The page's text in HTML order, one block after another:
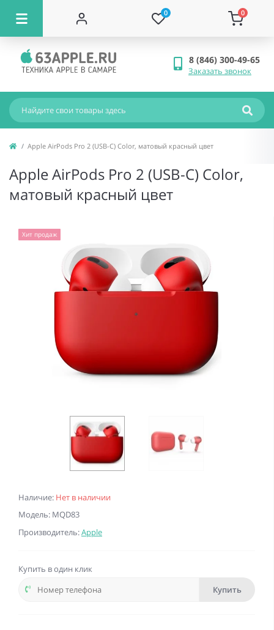
0 0
8 (846) 300-49-65
Заказать звонок
Apple AirPods Pro 2 (USB-C) Color, матовый красный цвет
Apple AirPods Pro 2 (USB-C) Color,
матовый красный цвет
Наличие: Нет в наличии
Модель: MQD83
Производитель:Apple
Хит продаж
Купить в один клик
Купить